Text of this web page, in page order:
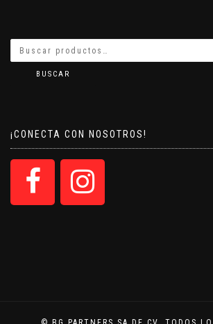
BUSCAR
¡CONECTA CON NOSOTROS!